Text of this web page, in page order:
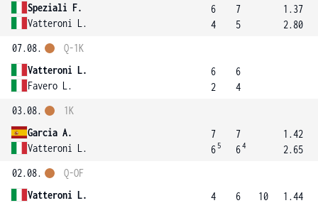
Speziali F.
Vatteroni L.
6
4
7
5
1.37
2.80
07.08.
Vatteroni L.
Favero L.
Q-1K
6
2
6
4
03.08.
Garcia A.
Vatteroni L.
1K
7
6 5
7
64
1.42
2.65
02.08.
Vatteroni L.
Q-OF
4
6
10
1.44